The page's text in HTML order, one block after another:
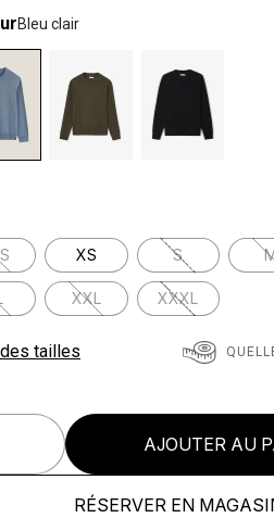
Bleu clair
XS S
XXL XXXL
tailles
AJOUTER AU
RÉSERVER EN